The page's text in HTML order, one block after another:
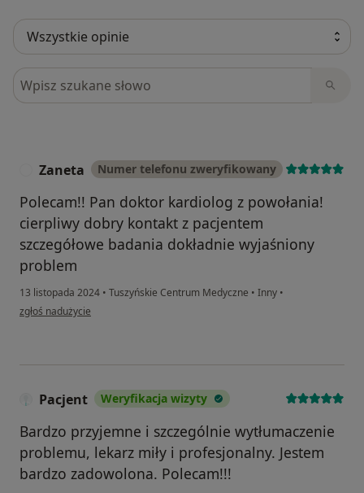
Szukaj w opiniach
Zaneta Numer telefonu zweryfikowany
Polecam!! Pan doktor kardiolog z powołania!
cierpliwy dobry kontakt z pacjentem
szczegółowe badania dokładnie wyjaśniony
problem
13 listopada 2024 • Tuszyńskie Centrum Medyczne • Inny •
w opinii użytkownika Zaneta
zgłoś nadużycie
Pacjent Weryfikacja wizyty
Bardzo przyjemne i szczególnie wytłumaczenie
problemu, lekarz miły i profesjonalny. Jestem
bardzo zadowolona. Polecam!!!